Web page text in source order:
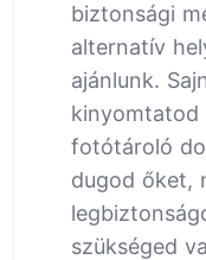
biztonsági
alternatív
ajánlunk.
kinyomtatod
fotótároló
dugod őket,
szükséged